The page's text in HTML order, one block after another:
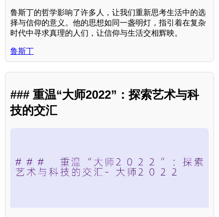
鲁斯丁的哲学影响了许多人，让我们重新思考生活中的选
择与信仰的意义。他的思想如同一盏明灯，指引着在复杂
时代中寻求真理的人们，让信仰与生活交相辉映。
鲁斯丁
### 重温“大师2022”：探索艺术与科
技的交汇